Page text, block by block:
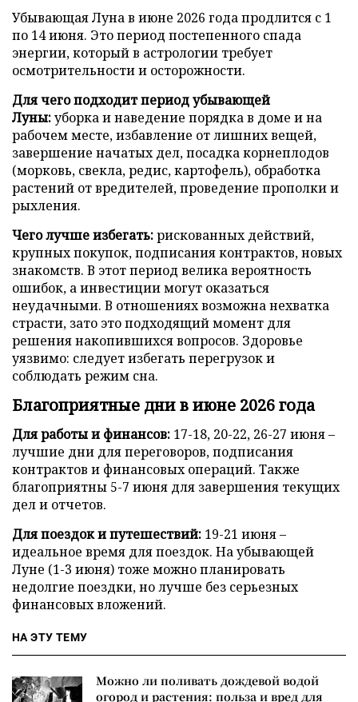
Убывающая Луна в июне 2026 года продлится с 1
по 14 июня. Это период постепенного спада
энергии, который в астрологии требует
осмотрительности и осторожности.
Для чего подходит период убывающей
Луны:уборка и наведение порядка в доме и на
рабочем месте, избавление от лишних вещей,
завершение начатых дел, посадка корнеплодов
(морковь, свекла, редис, картофель), обработка
растений от вредителей, проведение прополки и
рыхления.
Чего лучше избегать:рискованных действий,
крупных покупок, подписания контрактов, новых
знакомств. В этот период велика вероятность
ошибок, а инвестиции могут оказаться
неудачными. В отношениях возможна нехватка
страсти, зато это подходящий момент для
решения накопившихся вопросов. Здоровье
уязвимо: следует избегать перегрузок и
соблюдать режим сна.
Благоприятные дни в июне 2026 года
Для работы и финансов: 17-18, 20-22, 26-27 июня –
лучшие дни для переговоров, подписания
контрактов и финансовых операций. Также
благоприятны 5-7 июня для завершения текущих
дел и отчетов.
Для поездок и путешествий: 19-21 июня –
идеальное время для поездок. На убывающей
Луне (1-3 июня) тоже можно планировать
недолгие поездки, но лучше без серьезных
финансовых вложений.
НА ЭТУ ТЕМУ
Можно ли поливать дождевой водой
огород и растения: польза и вред для